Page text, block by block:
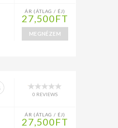
ÁR (ÁTLAG / ÉJ)
27,500FT
MEGNÉZEM
0 REVIEWS
ÁR (ÁTLAG / ÉJ)
27,500FT